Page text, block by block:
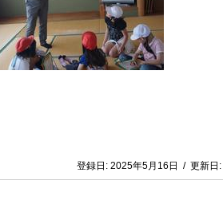
登録日: 2025年5月16日 / 更新日: